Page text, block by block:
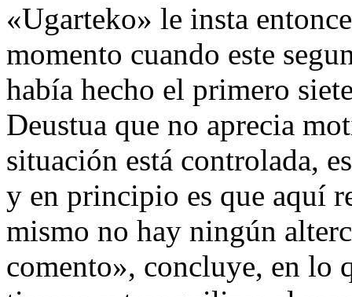
«Ugarteko» le insta
momento cuando este
había hecho el primero
Deustua que no aprecia
situación está controlada,
y en principio es que aquí
mismo no hay ningún
comento», concluye, en lo